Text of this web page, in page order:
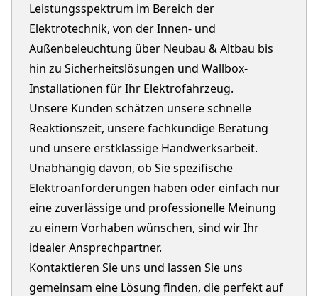
Leistungsspektrum im Bereich der
Elektrotechnik, von der Innen- und
Außenbeleuchtung über Neubau & Altbau bis
hin zu Sicherheitslösungen und Wallbox-
Installationen für Ihr Elektrofahrzeug.
Unsere Kunden schätzen unsere schnelle
Reaktionszeit, unsere fachkundige Beratung
und unsere erstklassige Handwerksarbeit.
Unabhängig davon, ob Sie spezifische
Elektroanforderungen haben oder einfach nur
eine zuverlässige und professionelle Meinung
zu einem Vorhaben wünschen, sind wir Ihr
idealer Ansprechpartner.
Kontaktieren Sie uns und lassen Sie uns
gemeinsam eine Lösung finden, die perfekt auf